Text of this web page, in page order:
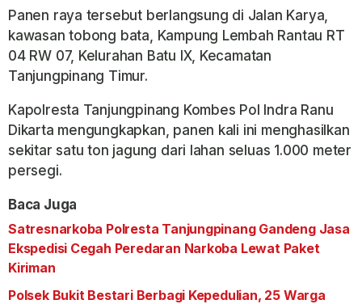
Panen raya tersebut berlangsung di Jalan Karya,
kawasan tobong bata, Kampung Lembah Rantau RT
04 RW 07, Kelurahan Batu IX, Kecamatan
Tanjungpinang Timur.
Kapolresta Tanjungpinang Kombes Pol Indra Ranu
Dikarta mengungkapkan, panen kali ini menghasilkan
sekitar satu ton jagung dari lahan seluas 1.000 meter
persegi.
Baca Juga
Satresnarkoba Polresta Tanjungpinang Gandeng Jasa
Ekspedisi Cegah Peredaran Narkoba Lewat Paket
Kiriman
Polsek Bukit Bestari Berbagi Kepedulian, 25 Warga